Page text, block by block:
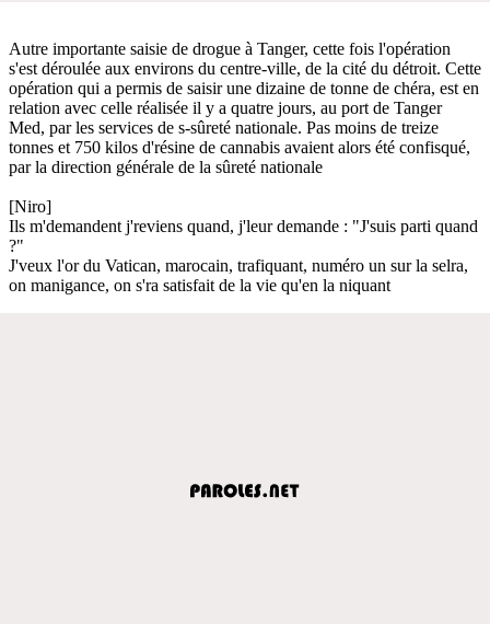
Autre importante saisie de drogue à Tanger, cette fois l'opération
s'est déroulée aux environs du centre-ville, de la cité du détroit. Cette
opération qui a permis de saisir une dizaine de tonne de chéra, est en
relation avec celle réalisée il y a quatre jours, au port de Tanger
Med, par les services de s-sûreté nationale. Pas moins de treize
tonnes et 750 kilos d'résine de cannabis avaient alors été confisqué,
par la direction générale de la sûreté nationale
[Niro]
Ils m'demandent j'reviens quand, j'leur demande : "J'suis parti quand
?"
J'veux l'or du Vatican, marocain, trafiquant, numéro un sur la selra,
on manigance, on s'ra satisfait de la vie qu'en la niquant